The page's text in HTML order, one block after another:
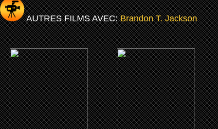
AUTRES FILMS AVEC:Brandon T. Jackson
(2012)
Thunderstruck
CLICK ME
(2011)
Big Mamma: de pere en
fils